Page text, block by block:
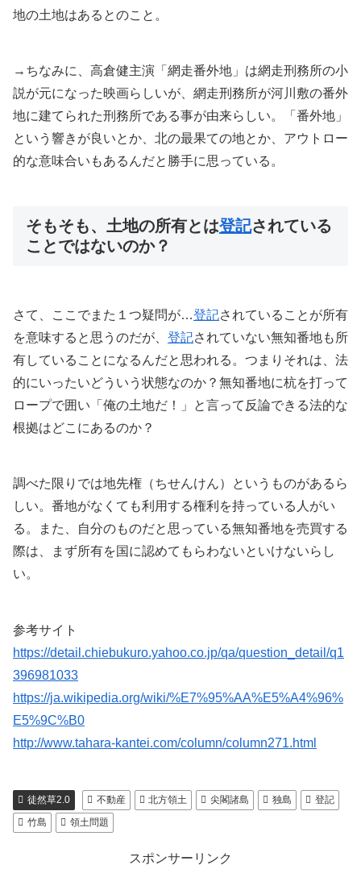
地の土地はあるとのこと。
→ちなみに、高倉健主演「網走番外地」は網走刑務所の小
説が元になった映画らしいが、網走刑務所が河川敷の番外
地に建てられた刑務所である事が由来らしい。「番外地」
という響きが良いとか、北の最果ての地とか、アウトロー
的な意味合いもあるんだと勝手に思っている。
そもそも、土地の所有とは登記されている
ことではないのか？
さて、ここでまた１つ疑問が…登記されていることが所有
を意味すると思うのだが、 登記されていない無知番地も所
有していることになるんだと思われる。つまりそれは、法
的にいったいどういう状態なのか？無知番地に杭を打って
ロープで囲い「俺の土地だ！」と言って反論できる法的な
根拠はどこにあるのか？
調べた限りでは地先権（ちせんけん）というものがあるら
しい。番地がなくても利用する権利を持っている人がい
る。また、自分のものだと思っている無知番地を売買する
際は、まず所有を国に認めてもらわないといけないらし
い。
参考サイト
https://detail.chiebukuro.yahoo.co.jp/qa/question_detail/q1
396981033
https://ja.wikipedia.org/wiki/%E7%95%AA%E5%A4%96%
E5%9C%B0
http://www.tahara-kantei.com/column/column271.html
徒然草2.0 不動産 北方領土 尖閣諸島 独島
登記
竹島
領土問題
スポンサーリンク